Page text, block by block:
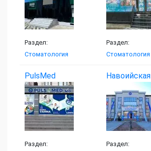
Раздел:
Стоматология
Раздел:
Стоматология
PulsMed
Раздел:
Навоийская
Семейная...
Раздел: